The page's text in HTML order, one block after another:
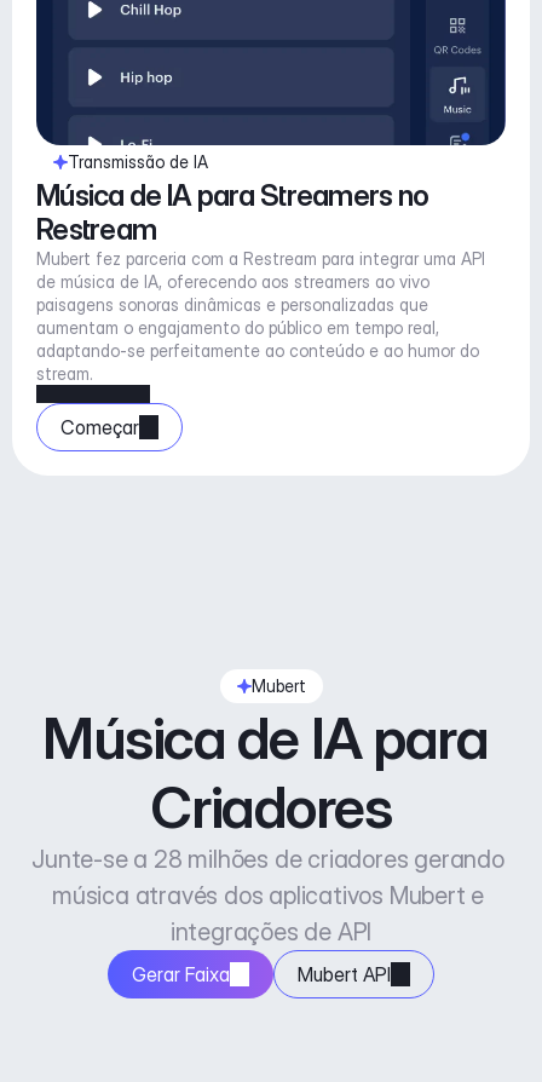
Transmissão de IA
Música de IA para Streamers no
Restream
Mubert fez parceria com a Restream para integrar uma API
de música de IA, oferecendo aos streamers ao vivo
paisagens sonoras dinâmicas e personalizadas que
aumentam o engajamento do público em tempo real,
adaptando-se perfeitamente ao conteúdo e ao humor do
stream.
Começar
Mubert
Música de IA para
Criadores
Junte-se a 28 milhões de criadores gerando
música através dos aplicativos Mubert e
integrações de API
Gerar Faixa Mubert API